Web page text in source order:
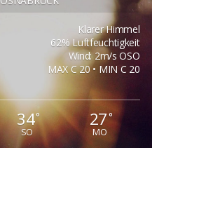
Klarer Himmel
62% Luftfeuchtigkeit
Wind: 2m/s OSO
MAX C 20 • MIN C 20
34°
SO
27°
MO